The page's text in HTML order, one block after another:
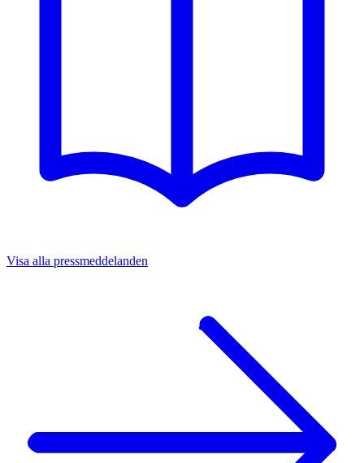
Visa alla pressmeddelanden